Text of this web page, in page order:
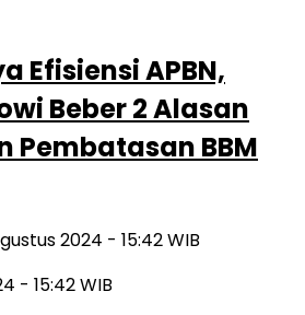
Efisiensi APBN,
Beber 2 Alasan
Pembatasan BBM
2024 - 15:42 WIB
- 15:42 WIB